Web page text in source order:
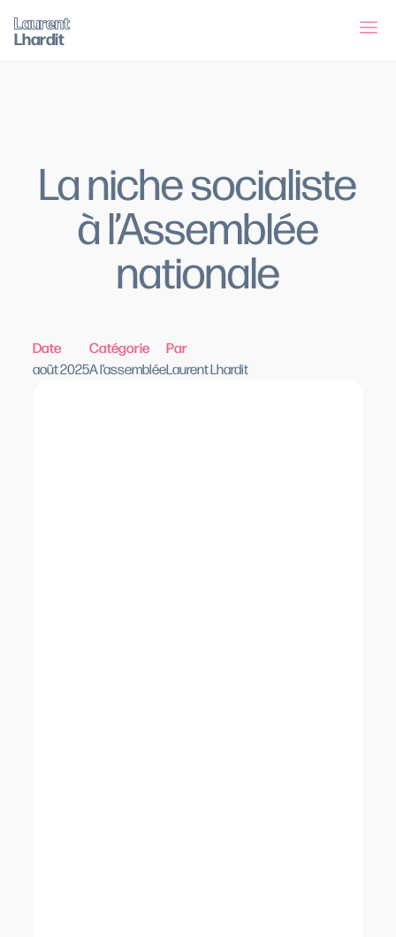
Laurent
Lhardit
La niche socialiste
à l’Assemblée
nationale
Date
août 2025
Catégorie
A l’assemblée
Par
Laurent Lhardit